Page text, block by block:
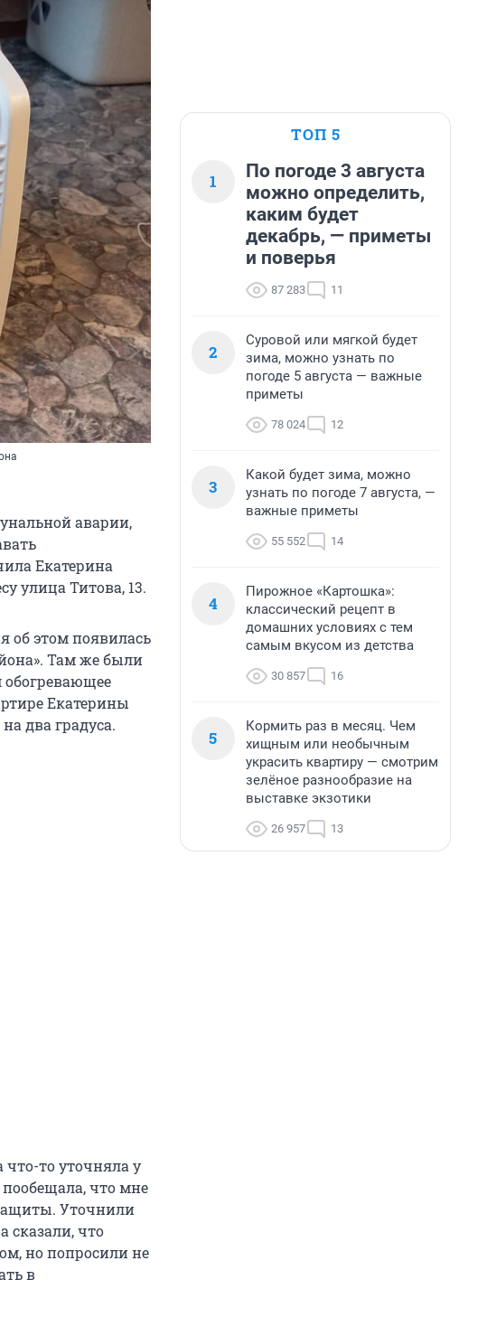
аварии,
Екатерина
улица Титова, 13.
об этом появилась
Там же были
обогревающее
Екатерины
два градуса.
что-то уточняла у
что мне
Уточнили
сказали, что
но попросили не
в
ТОП 5
1
По погоде 3 августа
можно определить,
каким будет
декабрь, — приметы
и поверья
87 283 11
2
Суровой или мягкой будет
зима, можно узнать по
погоде 5 августа — важные
приметы
78 024 12
3
Какой будет зима, можно
узнать по погоде 7 августа, —
важные приметы
55 552 14
4
Пирожное «Картошка»:
классический рецепт в
домашних условиях с тем
самым вкусом из детства
30 857 16
5
Кормить раз в месяц. Чем
хищным или необычным
украсить квартиру — смотрим
зелёное разнообразие на
выставке экзотики
26 957 13